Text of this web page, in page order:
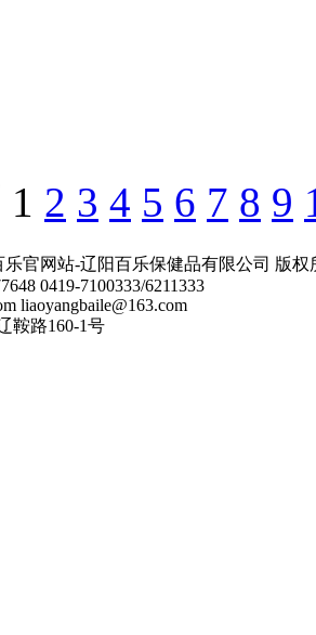
1 2 3 4 5 6 7 8 9
乐官网站-辽阳百乐保健品有限公司 版
0419-7100333/6211333
liaoyangbaile@163.com
鞍路160-1号